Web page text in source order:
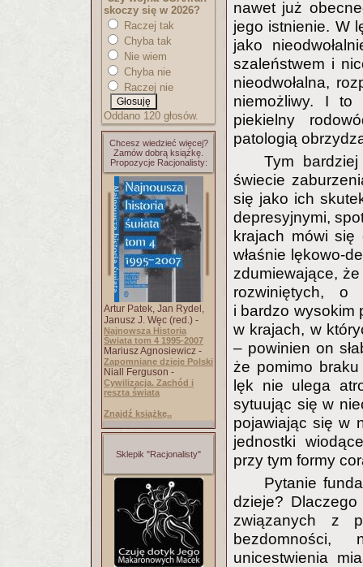
skoczy się w 2026?
Raczej tak
Chyba tak
Nie wiem
Chyba nie
Raczej nie
Oddano 120 głosów.
Chcesz wiedzieć więcej?
Zamów dobrą książkę.
Propozycje Racjonalisty:
Artur Patek, Jan Rydel,
Janusz J. Węc (red.) -
Najnowsza Historia
Świata tom 4 1995-2007
Mariusz Agnosiewicz -
Zapomniane dzieje Polski
Niall Ferguson -
Cywilizacja. Zachód i
reszta świata
Znajdź książkę..
Sklepik "Racjonalisty"
nawet już
jego istnienie. W
jako
szaleństwem i
nieodwołalna,
niemożliwy. I to
piekielny
patologią
Tym
świecie
się jako ich
depresyjnymi,
krajach mówi
właśnie lękowo-
zdumiewające,
rozwiniętych, o
i bardzo wysokim
w krajach, w
– powinien on
że pomimo
lęk nie ulega
sytuując się w
pojawiając się w
jednostki
przy tym formy
Pytanie
dzieje? Dlaczego
związanych z
bezdomności,
unicestwienia